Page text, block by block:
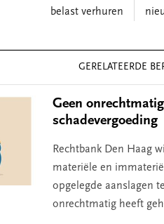
belast verhuren
GERELATEERDE
Geen
schadevergoeding
Rechtbank Den Haag
materiële en
opgelegde aanslagen
onrechtmatig heeft